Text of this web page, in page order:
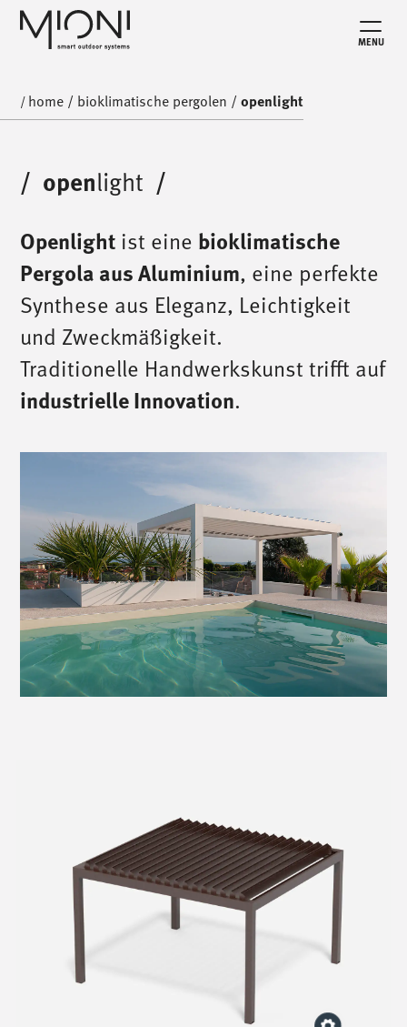
MENU
/home / bioklimatische pergolen /openlight
/ openlight /
Openlight ist eine bioklimatische
Pergola aus Aluminium, eine perfekte
Synthese aus Eleganz, Leichtigkeit
und Zweckmäßigkeit.
Traditionelle Handwerkskunst trifft auf
industrielle Innovation.